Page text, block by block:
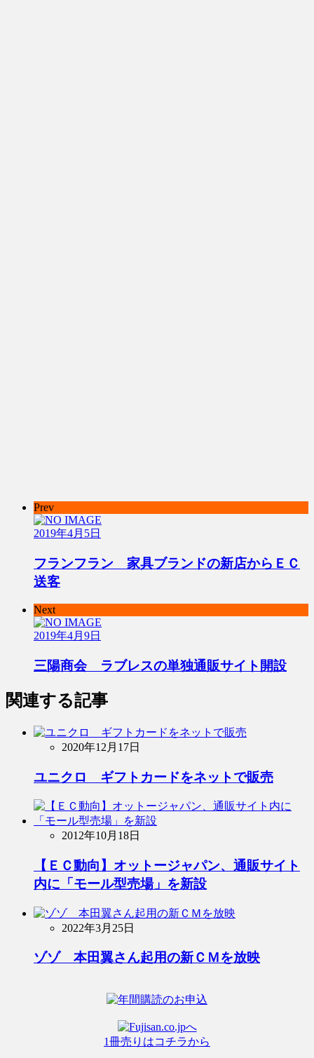
Prev
2019年4月5日
フランフラン 家具ブランドの新店からＥＣ
送客
Next
2019年4月9日
三陽商会 ラブレスの単独通販サイト開設
関連する記事
2020年12月17日
ユニクロ ギフトカードをネットで販売
2012年10月18日
【ＥＣ動向】オットージャパン、通販サイト
内に「モール型売場」を新設
2022年3月25日
ゾゾ 本田翼さん起用の新ＣＭを放映
1冊売りはコチラから